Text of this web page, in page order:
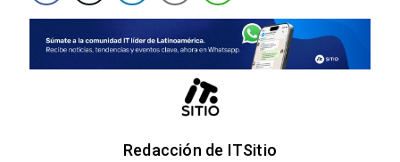
Redacción de ITSitio